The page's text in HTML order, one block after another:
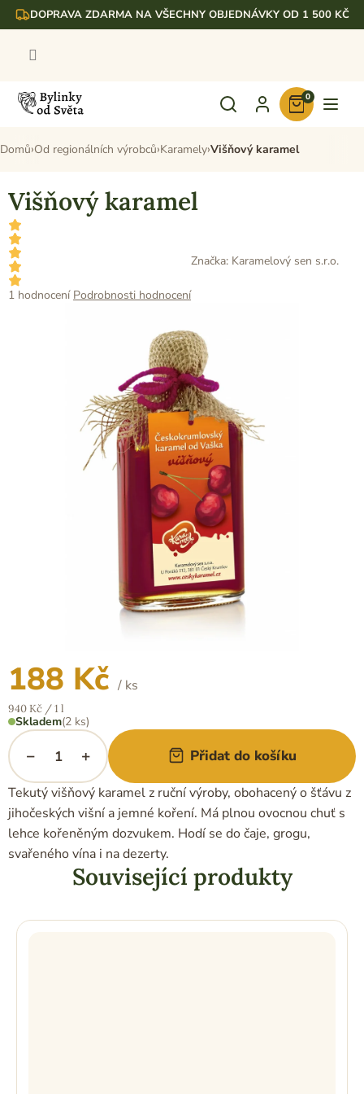
Přejít DOPRAVA ZDARMA NA VŠECHNY OBJEDNÁVKY OD 1 500 KČ
Nákupní
košík
0
Domů Od regionálních výrobců Karamely Višňový karamel
Višňový karamel
Průměrné
1 hodnocení Podrobnosti hodnocení
Značka: Karamelový sen s.r.o.
188 Kč / ks
Měrná
cena:
940 Kč / 1 l
Skladem(2 ks)
+
− Přidat do košíku
Tekutý višňový karamel z ruční výroby, obohacený o šťávu z
jihočeských višní a jemné koření. Má plnou ovocnou chuť s
lehce kořeněným dozvukem. Hodí se do čaje, grogu,
svařeného vína i na dezerty.
Související produkty